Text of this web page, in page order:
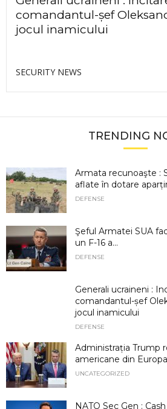
comandantul-șef
jocul inamicului
SECURITY NEWS
TRENDING
Armata recunoaşte :
aflate în dotare
DEFENSE
Şeful Armatei SUA
un F-16 a...
DEFENSE
Generali ucraineni :
comandantul-șef
jocul inamicului
DEFENSE
Administrația Trump
americane din
UNCATEGORIZED
NATO Sec Gen :